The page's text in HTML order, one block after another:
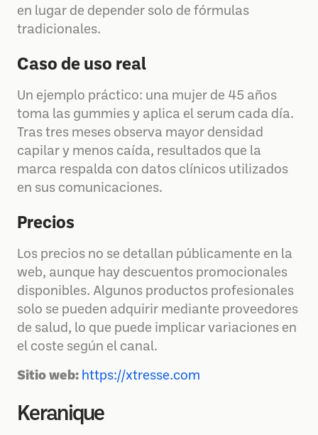
en lugar de depender solo de fórmulas
tradicionales.
Caso de uso real
Un ejemplo práctico: una mujer de 45 años
toma las gummies y aplica el serum cada día.
Tras tres meses observa mayor densidad
capilar y menos caída, resultados que la
marca respalda con datos clínicos utilizados
en sus comunicaciones.
Precios
Los precios no se detallan públicamente en la
web, aunque hay descuentos promocionales
disponibles. Algunos productos profesionales
solo se pueden adquirir mediante proveedores
de salud, lo que puede implicar variaciones en
el coste según el canal.
Sitio web: https://xtresse.com
Keranique